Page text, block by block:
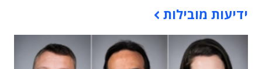
ידיעות מובילות